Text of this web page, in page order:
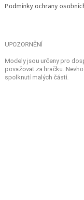
Podmínky ochrany
UPOZORNĚNÍ
Modely jsou určeny pro
považovat za hračku.
spolknutí malých částí.